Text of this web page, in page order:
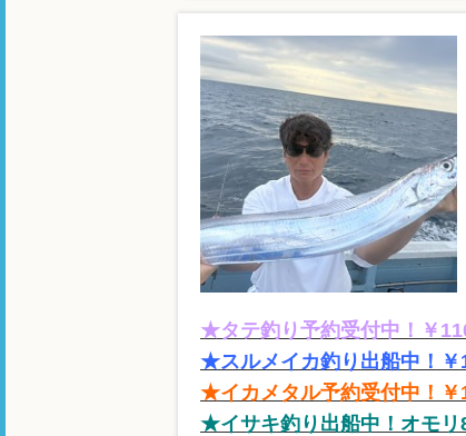
★タテ釣り予約受付中！￥
★スルメイカ釣り出船中！￥
★イカメタル予約受付中！￥
★イサキ釣り出船中！オモリ